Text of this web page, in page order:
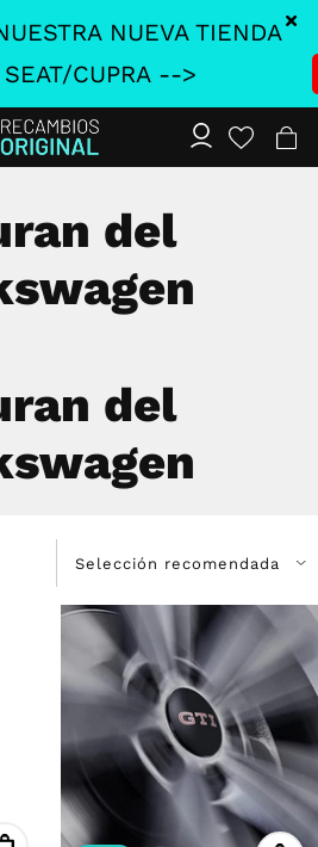
NUEVA TIENDA
CUPRA -->
del
del